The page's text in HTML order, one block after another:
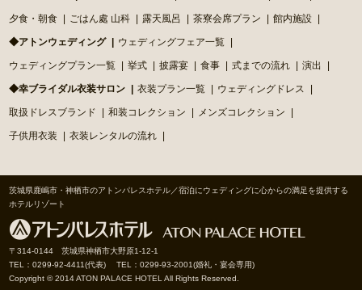
夕食・朝食 ごはん處 山科 露天風呂 茶寮会席プラン 館内施設
◆アトンウェディング ウェディングフェア一覧
ウェディングプラン一覧 挙式 披露宴 食事 式までの流れ 演出
◆幸ブライダル衣装サロン 衣装プラン一覧 ウェディングドレス
取扱ドレスブランド 和装コレクション メンズコレクション
子供用衣装 衣装レンタルの流れ
茨城県鹿嶋市・神栖市のアトンパレスホテル／宿泊にウェディングに心からの満足を提供する
ホテルリゾート
〒314-0144 茨城県神栖市大野原1-12-1
TEL：0299-92-4411(代表) TEL：0299-93-2001(婚礼・宴会専用)
Copyright © 2014 ATON PALACE HOTEL All Rights Reserved.